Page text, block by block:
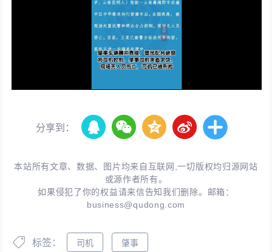
分享到：
本站所有文章、数据、图片均来自互联网,一切版权均归源网站
或源作者所有。
如果侵犯了你的权益请来信告知我们删除。邮箱：
business@qudong.com
标签： 司机 肇事